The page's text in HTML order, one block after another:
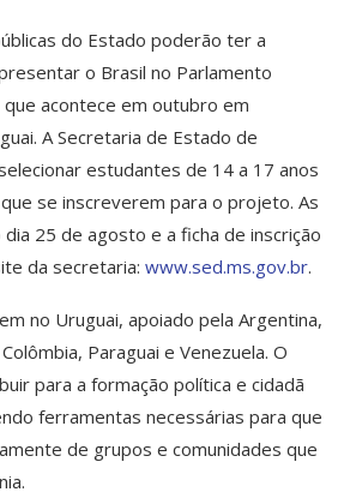
do Estado poderão ter a
o Brasil no Parlamento
que acontece em outubro em
A Secretaria de Estado de
estudantes de 14 a 17 anos
se inscreverem para o projeto. As
25 de agosto e a ficha de inscrição
da secretaria: www.sed.ms.gov.br.
no Uruguai, apoiado pela Argentina,
Paraguai e Venezuela. O
para a formação política e cidadã
ferramentas necessárias para que
de grupos e comunidades que